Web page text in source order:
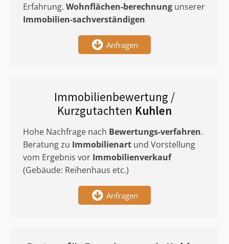
Erfahrung. Wohnflächen-berechnung unserer
Immobilien-sachverständigen
Anfragen
Immobilienbewertung /
Kurzgutachten Kuhlen
Hohe Nachfrage nach Bewertungs-verfahren.
Beratung zu Immobilienart und Vorstellung
vom Ergebnis vor Immobilienverkauf
(Gebäude: Reihenhaus etc.)
Anfragen